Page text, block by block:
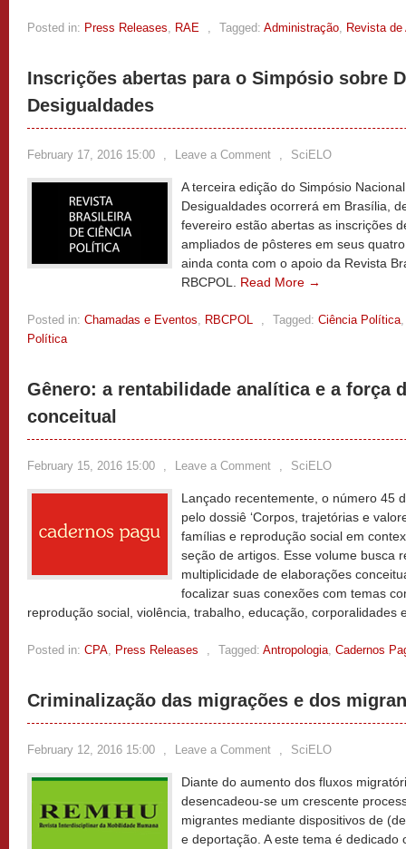
Posted in: Press Releases, RAE , Tagged: Administração, Revista
Inscrições abertas para o Simpósio sobre
Desigualdades
February 17, 2016 15:00 , Leave a Comment , SciELO
A terceira edição do Simpósio
Desigualdades ocorrerá em Brasília,
fevereiro estão abertas as inscrições
ampliados de pôsteres em seus
ainda conta com o apoio da Revista
RBCPOL. Read More →
Posted in: Chamadas e Eventos, RBCPOL , Tagged: Ciência Política
Política
Gênero: a rentabilidade analítica e a força
conceitual
February 15, 2016 15:00 , Leave a Comment , SciELO
Lançado recentemente, o número 45
pelo dossiê ‘Corpos, trajetórias e
famílias e reprodução social em
seção de artigos. Esse volume busca
multiplicidade de elaborações
focalizar suas conexões com temas
reprodução social, violência, trabalho, educação, corporalidades
Posted in: CPA, Press Releases , Tagged: Antropologia, Cadernos
Criminalização das migrações e dos
February 12, 2016 15:00 , Leave a Comment , SciELO
Diante do aumento dos fluxos
desencadeou-se um crescente
migrantes mediante dispositivos de
e deportação. A este tema é dedicado